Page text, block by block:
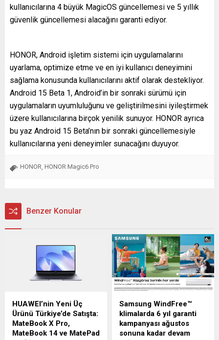
kullanıcılarına 4 büyük MagicOS güncellemesi ve 5 yıllık
güvenlik güncellemesi alacağını garanti ediyor.
HONOR, Android işletim sistemi için uygulamalarını
uyarlama, optimize etme ve en iyi kullanıcı deneyimini
sağlama konusunda kullanıcılarını aktif olarak destekliyor.
Android 15 Beta 1, Android’in bir sonraki sürümü için
uygulamaların uyumluluğunu ve geliştirilmesini iyileştirmek
üzere kullanıcılarına birçok yenilik sunuyor. HONOR ayrıca
bu yaz Android 15 Beta’nın bir sonraki güncellemesiyle
kullanıcılarına yeni deneyimler sunacağını duyuyor.
HONOR, HONOR Magic6 Pro
Benzer Konular
HUAWEI’nin Yeni Üç
Ürünü Türkiye’de Satışta:
MateBook X Pro,
MateBook 14 ve MatePad
Samsung WindFree™
klimalarda 6 yıl garanti
kampanyası ağustos
sonuna kadar devam